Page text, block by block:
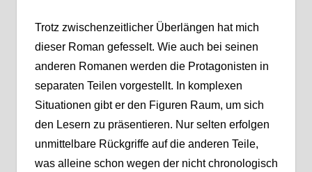
Trotz zwischenzeitlicher Überlängen hat mich
dieser Roman gefesselt. Wie auch bei seinen
anderen Romanen werden die Protagonisten in
separaten Teilen vorgestellt. In komplexen
Situationen gibt er den Figuren Raum, um sich
den Lesern zu präsentieren. Nur selten erfolgen
unmittelbare Rückgriffe auf die anderen Teile,
was alleine schon wegen der nicht chronologisch